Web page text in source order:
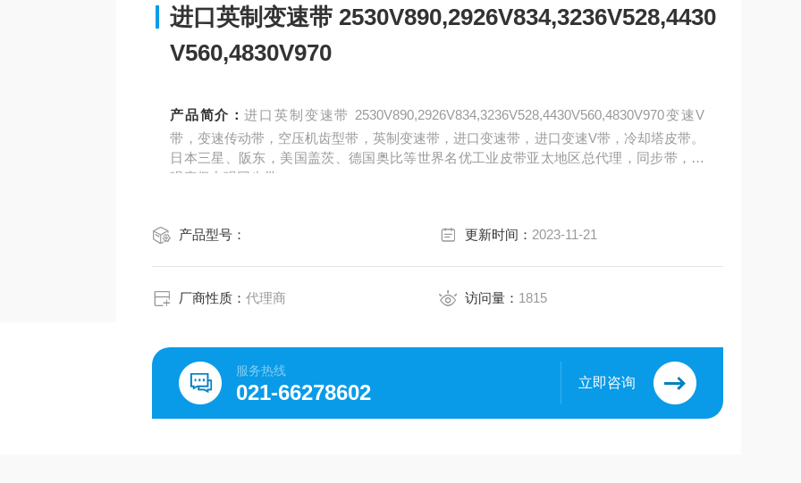
进口英制变速带 2530V890,2926V834,3236V528,4430
V560,4830V970
产品简介：进口英制变速带 2530V890,2926V834,3236V528,4430V560,4830V970变速V
带，变速传动带，空压机齿型带，英制变速带，进口变速带，进口变速V带，冷却塔皮带。
日本三星、阪东，美国盖茨、德国奥比等世界名优工业皮带亚太地区总代理，同步带，高
强度保力强同步带。
产品型号： 更新时间： 2023-11-21
厂商性质：代理商 访问量： 1815
服务热线
021-66278602 立即咨询